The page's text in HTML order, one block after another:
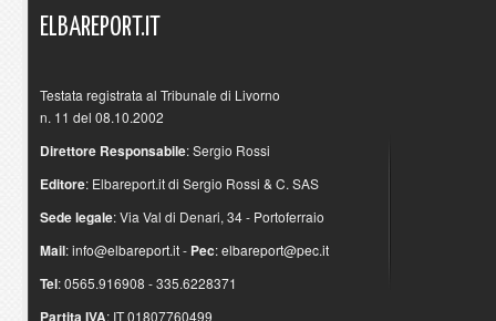
ELBAREPORT.IT
Testata registrata al Tribunale di Livorno
n. 11 del 08.10.2002
Direttore Responsabile: Sergio Rossi
Editore: Elbareport.it di Sergio Rossi & C. SAS
Sede legale: Via Val di Denari, 34 - Portoferraio
Mail:info@elbareport.it- Pec:elbareport@pec.it
Tel: 0565.916908 - 335.6228371
Partita IVA: IT 01807760499